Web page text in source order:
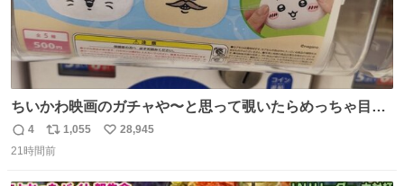
ちいかわ映画のガチャや〜と思って覗いたらめっちゃ目合
って気まずい
返
信
4
リ
ポ
1,055
い
28,945
21時間前